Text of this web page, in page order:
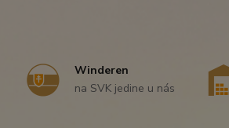
Winderen
na SVK jedine u nás